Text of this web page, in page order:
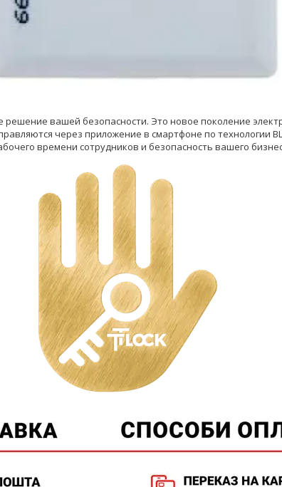
решение вашей безопасности. Это новое поколение
через приложение в смартфоне по технологии
времени сотрудников и безопасность вашего